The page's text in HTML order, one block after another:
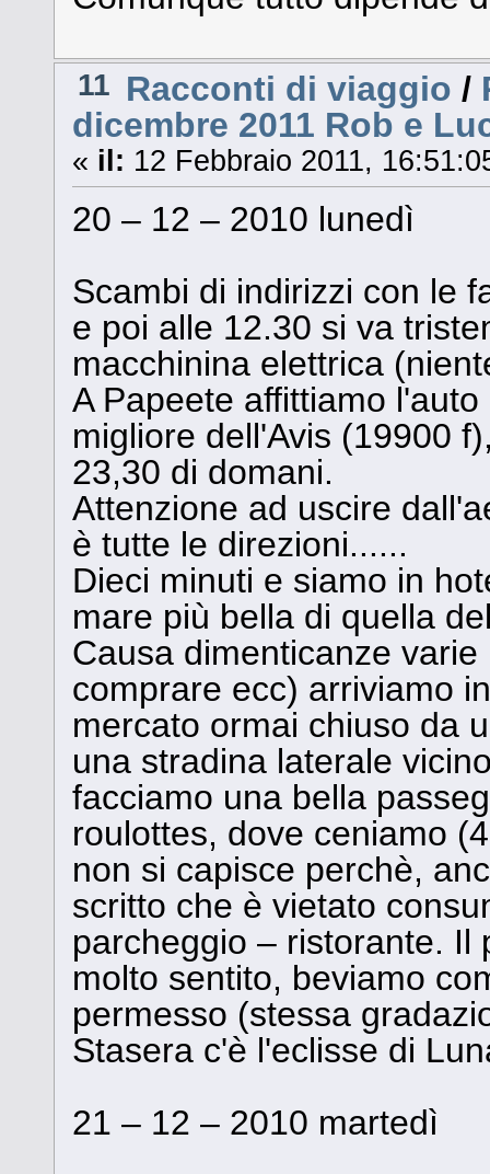
11 Racconti di viaggio /
dicembre 2011 Rob e
« il: 12 Febbraio 2011,
20 – 12 – 2010 lunedì
Scambi di indirizzi con le
e poi alle 12.30 si va
macchinina elettrica
A Papeete affittiamo
migliore dell'Avis (19900
23,30 di domani.
Attenzione ad uscire
è tutte le direzioni......
Dieci minuti e siamo in
mare più bella di quella
Causa dimenticanze
comprare ecc) arriviamo
mercato ormai chiuso da
una stradina laterale
facciamo una bella
roulottes, dove ceniamo
non si capisce perchè,
scritto che è vietato
parcheggio – ristorante. Il
molto sentito, beviamo
permesso (stessa
Stasera c'è l'eclisse di
21 – 12 – 2010 martedì